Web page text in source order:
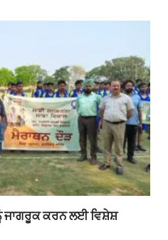
ਜਾਗਰੂਕ ਕਰਨ ਲਈ ਵਿਸ਼ੇਸ਼